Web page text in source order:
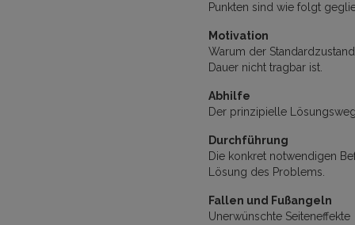
Punkten sind wie folgt
Motivation
Warum der
Dauer nicht tragbar ist.
Abhilfe
Der prinzipielle
Durchführung
Die konkret notwendigen
Lösung des Problems.
Fallen und Fußangeln
Unerwünschte Seiteneffekte